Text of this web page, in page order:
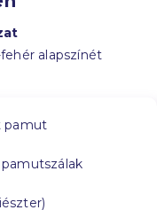
alapszínét
pamut